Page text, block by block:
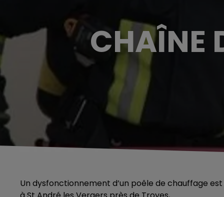
CHAÎNE
Un dysfonctionnement d’un poêle de chauffage